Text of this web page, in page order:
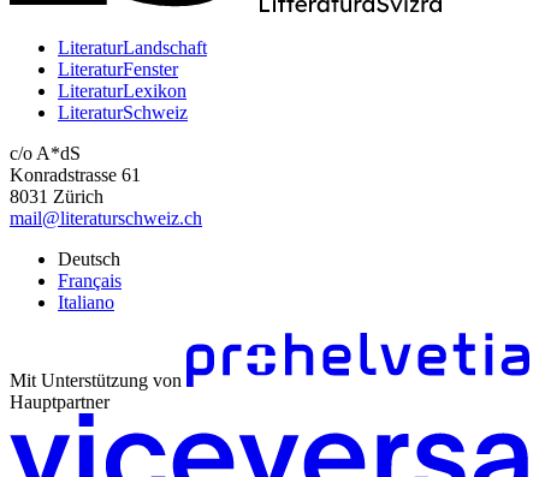
LiteraturLandschaft
LiteraturFenster
LiteraturLexikon
LiteraturSchweiz
c/o A*dS
Konradstrasse 61
8031 Zürich
mail@literaturschweiz.ch
Deutsch
Français
Italiano
Mit Unterstützung von
Hauptpartner